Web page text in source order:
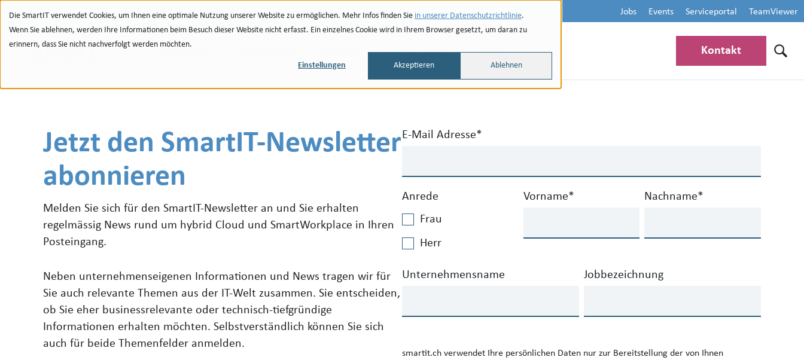
Die SmartIT verwendet Cookies, um Ihnen eine optimale Nutzung unserer Website zu ermöglichen. Mehr Infos finden Sie in unserer Datenschutzrichtlinie.
Wenn Sie ablehnen, werden Ihre Informationen beim Besuch dieser Website nicht erfasst. Ein einzelnes Cookie wird in Ihrem Browser gesetzt, um daran zu
erinnern, dass Sie nicht nachverfolgt werden möchten.
Einstellungen Akzeptieren Ablehnen
Portfolio Unternehmen Blog
Jobs Events Serviceportal TeamViewer
Kontakt
Jetzt den SmartIT-Newsletter
abonnieren
Melden Sie sich für den SmartIT-Newsletter an und Sie erhalten
regelmässig News rund um hybrid Cloud und SmartWorkplace in Ihren
Posteingang.
Neben unternehmenseigenen Informationen und News tragen wir für
Sie auch relevante Themen aus der IT-Welt zusammen. Sie entscheiden,
ob Sie eher businessrelevante oder technisch-tiefgründige
Informationen erhalten möchten. Selbstverständlich können Sie sich
auch für beide Themenfelder anmelden.
E-Mail Adresse*
Anrede
Frau
Herr
Vorname* Nachname*
Unternehmensname Jobbezeichnung
smartit.ch verwendet Ihre persönlichen Daten nur zur Bereitstellung der von Ihnen